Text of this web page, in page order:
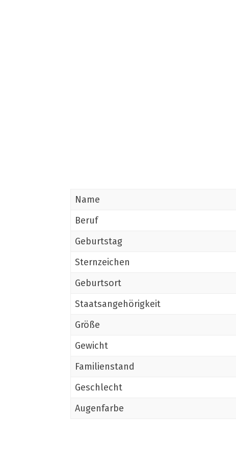
Name
Beruf
Geburtstag
Sternzeichen
Geburtsort
Staatsangehörigkeit
Größe
Gewicht
Familienstand
Geschlecht
Augenfarbe